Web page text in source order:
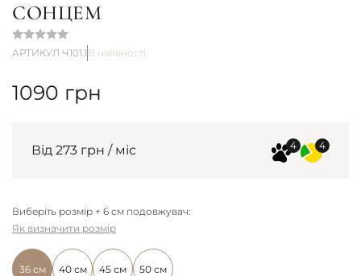
СОНЦЕМ
АРТИКУЛ Ч101.1 В наявності
1090 грн
Від 273 грн / міс
Виберіть розмір + 6 см подовжувач:
36 см 40 см 45 см 50 см
Як визначити розмір